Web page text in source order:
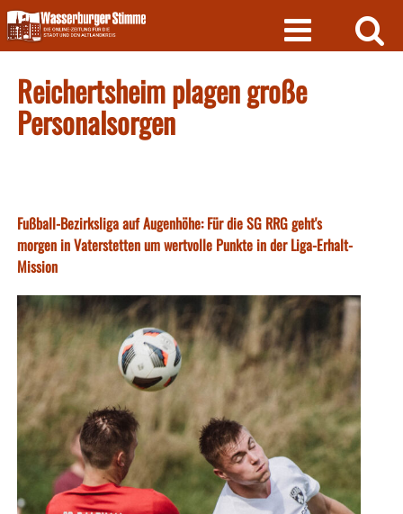
Skip
to
content
Reichertsheim plagen große
Personalsorgen
Fußball-Bezirksliga auf Augenhöhe: Für die SG RRG geht's
morgen in Vaterstetten um wertvolle Punkte in der Liga-Erhalt-
Mission